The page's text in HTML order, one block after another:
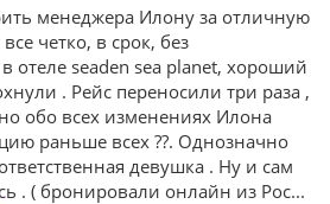
менеджера Илону за отличную
четко, в срок, без
seaden sea planet, хороший
. Рейс переносили три раза ,
обо всех изменениях Илона
раньше всех ??. Однозначно
девушка . Ну и сам
. ( бронировали онлайн из Рос...